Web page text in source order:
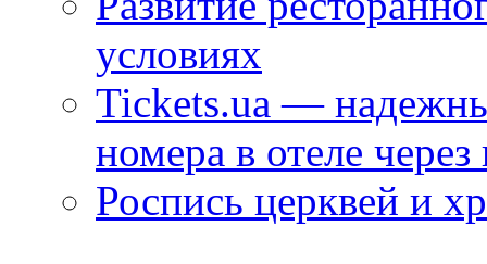
условиях
Tickets.ua —
номера в отеле через
Роспись церквей и